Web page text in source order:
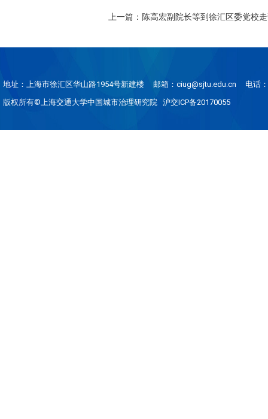
上一篇：陈高宏副院长等到徐汇区委党校
地址：上海市徐汇区华山路1954号新建楼 邮箱：ciug@sjtu.edu.cn 电话
版权所有©上海交通大学中国城市治理研究院 沪交ICP备20170055